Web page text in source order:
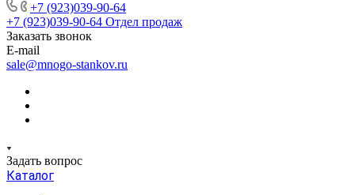
+7 (923)039-90-64
+7 (923)039-90-64 Отдел продаж
Заказать звонок
E-mail
sale@mnogo-stankov.ru
Задать вопрос
Каталог